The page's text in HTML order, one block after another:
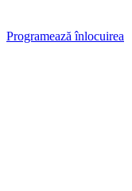
Programează înlocuirea